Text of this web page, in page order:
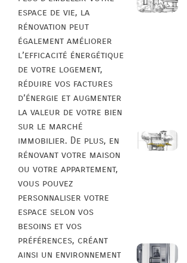
espace de vie, la
rénovation peut
également améliorer
l’efficacité énergétique
de votre logement,
réduire vos factures
d’énergie et augmenter
la valeur de votre bien
sur le marché
immobilier. De plus, en
rénovant votre maison
ou votre appartement,
vous pouvez
personnaliser votre
espace selon vos
besoins et vos
préférences, créant
ainsi un environnement